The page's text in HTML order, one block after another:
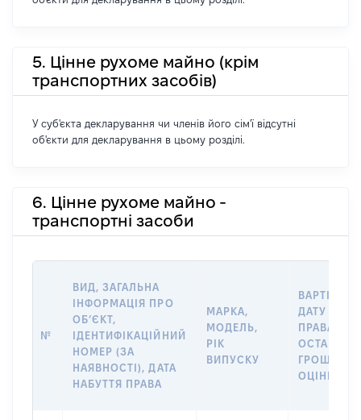
5. Цінне рухоме майно (крім
транспортних засобів)
У суб'єкта декларування чи членів його сім'ї відсутні
об'єкти для декларування в цьому розділі.
6. Цінне рухоме майно -
транспортні засоби
№
ВИД, ЗАГАЛЬНА
ІНФОРМАЦІЯ ПРО
ОБʼЄКТ,
ІДЕНТИФІКАЦІЙНИЙ
НОМЕР (ЗА
НАЯВНОСТІ), ДАТА
НАБУТТЯ ПРАВА
МАРКА,
МОДЕЛЬ,
РІК
ВИПУСКУ
ВАРТІСТЬ
ДАТУ
ПРАВА
ОЦІНКОЮ,